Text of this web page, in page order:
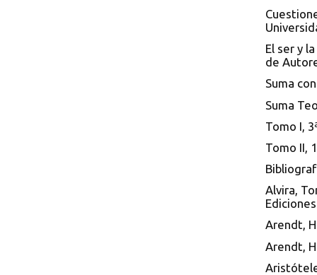
El ser y
de
Suma
Suma
Tomo I,
Tomo II,
Alvira,
Arendt,
Arendt,